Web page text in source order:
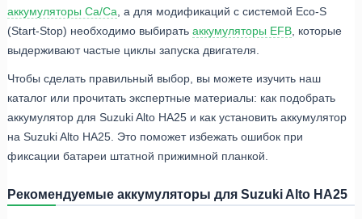
аккумуляторы Ca/Ca , а для модификаций с системой Eco-S
(Start-Stop) необходимо выбирать аккумуляторы EFB , которые
выдерживают частые циклы запуска двигателя.
Чтобы сделать правильный выбор, вы можете изучить наш
каталог или прочитать экспертные материалы: как подобрать
аккумулятор для Suzuki Alto HA25 и как установить аккумулятор
на Suzuki Alto HA25. Это поможет избежать ошибок при
фиксации батареи штатной прижимной планкой.
Рекомендуемые аккумуляторы для Suzuki Alto HA25